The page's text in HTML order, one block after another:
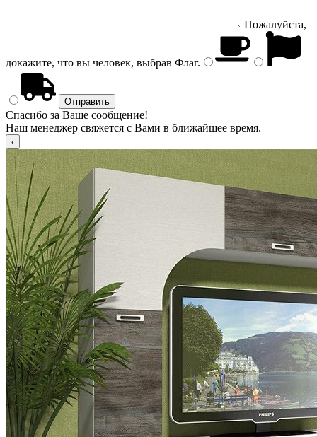
Пожалуйста,
докажите, что вы человек, выбрав Флаг.
Спасибо за Ваше сообщение!
Наш менеджер свяжется с Вами в ближайшее время.